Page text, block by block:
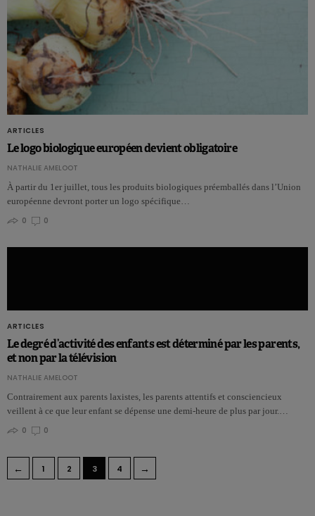
ARTICLES
Le logo biologique européen devient obligatoire
NATHALIE AMELOOT
À partir du 1er juillet, tous les produits biologiques préemballés dans l’Union
européenne devront porter un logo spécifique…
0
0
ARTICLES
Le degré d’activité des enfants est déterminé par les parents,
et non par la télévision
NATHALIE AMELOOT
Contrairement aux parents laxistes, les parents attentifs et consciencieux
veillent à ce que leur enfant se dépense une demi-heure de plus par jour.…
0
0
← 1 2 3 4 →